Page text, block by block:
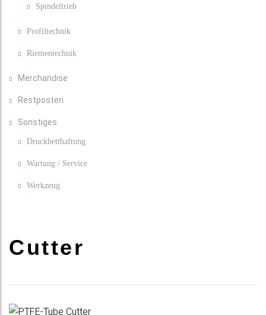
Spindeltrieb
Profiltechnik
Riementechnik
Merchandise
Restposten
Sonstiges
Druckbetthaftung
Wartung / Service
Werkzeug
Cutter